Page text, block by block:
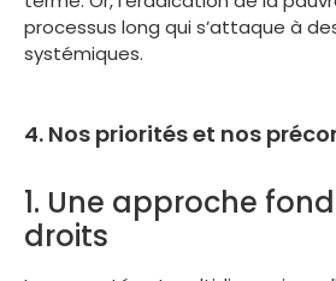
processus long qui s’attaque à
systémiques.
4. Nos priorités et nos
1. Une approche
droits